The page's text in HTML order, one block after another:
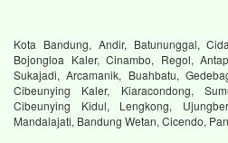
Kota Bandung, Andir, Batununggal,
Bojongloa Kaler, Cinambo, Regol,
Sukajadi, Arcamanik, Buahbatu,
Cibeunying Kaler, Kiaracondong,
Cibeunying Kidul, Lengkong,
Mandalajati, Bandung Wetan, Cicendo,